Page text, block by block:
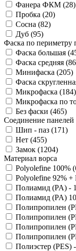
Фанера ФКМ (28)
Пробка (20)
Сосна (82)
Дуб (95)
Фаска по периметру
Фаска большая (
Фаска средняя (
Минифаска (205)
Фаска
Микрофаска (184)
Микрофаска по
Без фаски (465)
Соединение панелей
Шип - паз (171)
Нет (455)
Замок (1204)
Материал ворса
Polyolefine 100% (
Polyolefine 92%
Полиамид (PA) -
Полиамид (PA)
Полипропилен
Полипропилен
Полипропилен
Полипропилен
Полиэстер (PES)